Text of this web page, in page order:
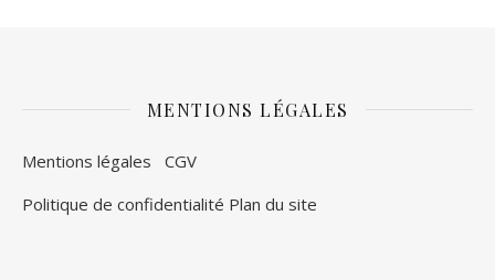
MENTIONS LÉGALES
Mentions légales CGV
Politique de confidentialité Plan du site